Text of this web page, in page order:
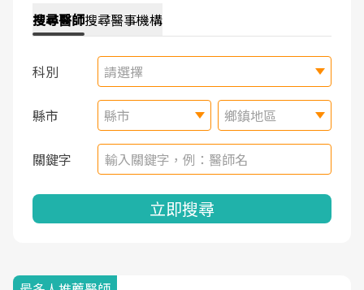
搜尋醫師搜尋醫事機構
科別 請選擇
縣市 縣市 鄉鎮地區
關鍵字
立即搜尋